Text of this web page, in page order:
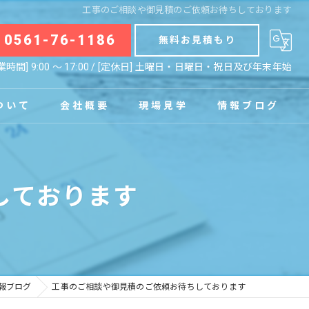
工事のご相談や御見積のご依頼お待ちしております
0561-76-1186 無料お見積もり
時間] 9:00 〜 17:00 / [定休日] 土曜日・日曜日・祝日及び年末年始
いて 会社概要 現場見学 情報ブログ
おります
ブログ 工事のご相談や御見積のご依頼お待ちしております